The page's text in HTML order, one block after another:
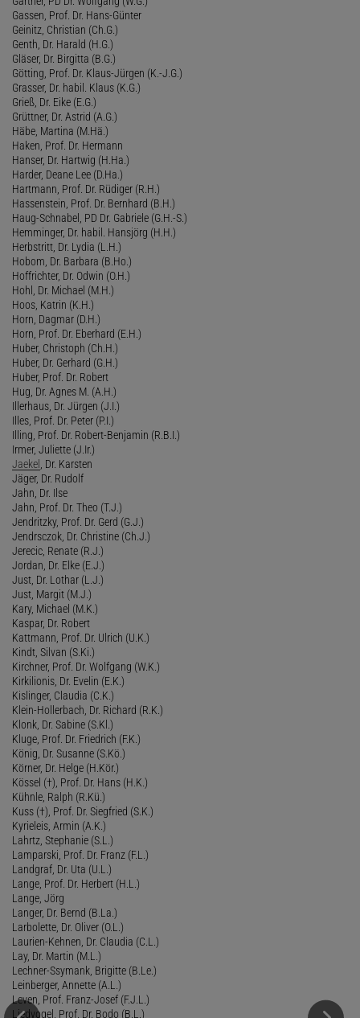
Gassen, Prof. Dr. Hans-Günter
Geinitz, Christian (Ch.G.)
Genth, Dr. Harald (H.G.)
Gläser, Dr. Birgitta (B.G.)
Götting, Prof. Dr. Klaus-Jürgen (K.-J.G.)
Grasser, Dr. habil. Klaus (K.G.)
Grieß, Dr. Eike (E.G.)
Grüttner, Dr. Astrid (A.G.)
Häbe, Martina (M.Hä.)
Haken, Prof. Dr. Hermann
Hanser, Dr. Hartwig (H.Ha.)
Harder, Deane Lee (D.Ha.)
Hartmann, Prof. Dr. Rüdiger (R.H.)
Hassenstein, Prof. Dr. Bernhard (B.H.)
Haug-Schnabel, PD Dr. Gabriele (G.H.-S.)
Hemminger, Dr. habil. Hansjörg (H.H.)
Herbstritt, Dr. Lydia (L.H.)
Hobom, Dr. Barbara (B.Ho.)
Hoffrichter, Dr. Odwin (O.H.)
Hohl, Dr. Michael (M.H.)
Hoos, Katrin (K.H.)
Horn, Dagmar (D.H.)
Horn, Prof. Dr. Eberhard (E.H.)
Huber, Christoph (Ch.H.)
Huber, Dr. Gerhard (G.H.)
Huber, Prof. Dr. Robert
Hug, Dr. Agnes M. (A.H.)
Illerhaus, Dr. Jürgen (J.I.)
Illes, Prof. Dr. Peter (P.I.)
Illing, Prof. Dr. Robert-Benjamin (R.B.I.)
Irmer, Juliette (J.Ir.)
Jaekel , Dr. Karsten
Jäger, Dr. Rudolf
Jahn, Dr. Ilse
Jahn, Prof. Dr. Theo (T.J.)
Jendritzky, Prof. Dr. Gerd (G.J.)
Jendrsczok, Dr. Christine (Ch.J.)
Jerecic, Renate (R.J.)
Jordan, Dr. Elke (E.J.)
Just, Dr. Lothar (L.J.)
Just, Margit (M.J.)
Kary, Michael (M.K.)
Kaspar, Dr. Robert
Kattmann, Prof. Dr. Ulrich (U.K.)
Kindt, Silvan (S.Ki.)
Kirchner, Prof. Dr. Wolfgang (W.K.)
Kirkilionis, Dr. Evelin (E.K.)
Kislinger, Claudia (C.K.)
Klein-Hollerbach, Dr. Richard (R.K.)
Klonk, Dr. Sabine (S.Kl.)
Kluge, Prof. Dr. Friedrich (F.K.)
König, Dr. Susanne (S.Kö.)
Körner, Dr. Helge (H.Kör.)
Kössel (†), Prof. Dr. Hans (H.K.)
Kühnle, Ralph (R.Kü.)
Kuss (†), Prof. Dr. Siegfried (S.K.)
Kyrieleis, Armin (A.K.)
Lahrtz, Stephanie (S.L.)
Lamparski, Prof. Dr. Franz (F.L.)
Landgraf, Dr. Uta (U.L.)
Lange, Prof. Dr. Herbert (H.L.)
Lange, Jörg
Langer, Dr. Bernd (B.La.)
Larbolette, Dr. Oliver (O.L.)
Laurien-Kehnen, Dr. Claudia (C.L.)
Lay, Dr. Martin (M.L.)
Lechner-Ssymank, Brigitte (B.Le.)
Leinberger, Annette (A.L.)
Leven, Prof. Franz-Josef (F.J.L.)
Liedvogel, Prof. Dr. Bodo (B.L.)